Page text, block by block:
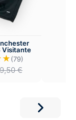
Visitante
(79)
€